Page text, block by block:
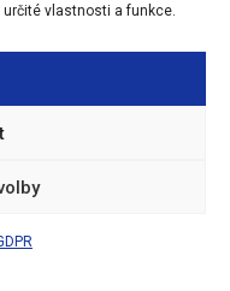
vlastnosti a funkce.